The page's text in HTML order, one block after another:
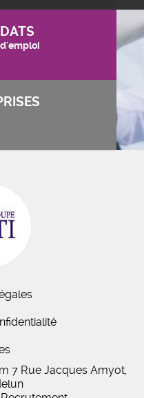
7 Rue Jacques Amyot,